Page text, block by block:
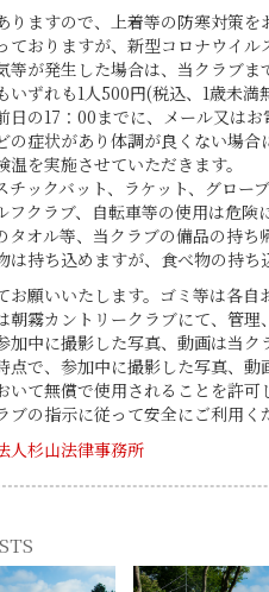
りますので、上着等の防寒対策を
ておりますが、新型コロナウイ
等が発生した場合は、当クラブま
ずれも1人500円(税込、1歳未満
日の17：00までに、メール又はお
症状があり体調が良くない場合
温を実施させていただきます。
ックバット、ラケット、グロー
フクラブ、自転車等の使用は危険
オル等、当クラブの備品の持ち
持ち込めますが、食べ物の持ち
お願いいたします。ゴミ等は各自
霧カントリークラブにて、管理
加中に撮影した写真、動画は当ク
点で、参加中に撮影した写真、
いて無償で使用されることを許可
の指示に従って安全にご利用く
人杉山法律事務所